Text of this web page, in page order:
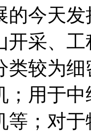
的今天
开采、
类较为
；用于
等；对